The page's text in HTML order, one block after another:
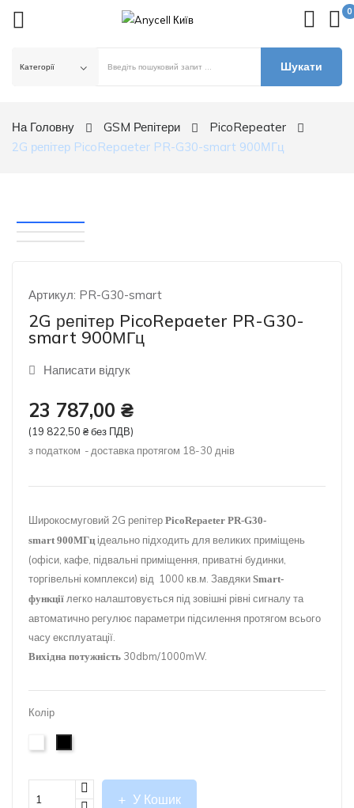
0
Шукати
На Головну GSM Репітери
PicoRepeater
2G репітер PicoRepaeter PR-G30-smart 900МГц
Артикул: PR-G30-smart
2G репітер PicoRepaeter PR-G30-
smart 900МГц
Написати відгук
23 787,00 ₴
(19 822,50 ₴ без ПДВ)
з податком
доставка протягом 18-30 днів
Широкосмуговий 2G репітер PicoRepaeter PR-G30-
smart 900МГц ідеально підходить для великих приміщень
(офіси, кафе, підвальні приміщення, приватні будинки,
торгівельні комплекси) від 1000 кв.м. Завдяки Smart-
функції легко налаштовується під зовішні рівні сигналу та
автоматично регулює параметри підсилення протягом всього
часу експлуатації.
Вихідна потужність 30dbm/1000mW.
Колір
У Кошик